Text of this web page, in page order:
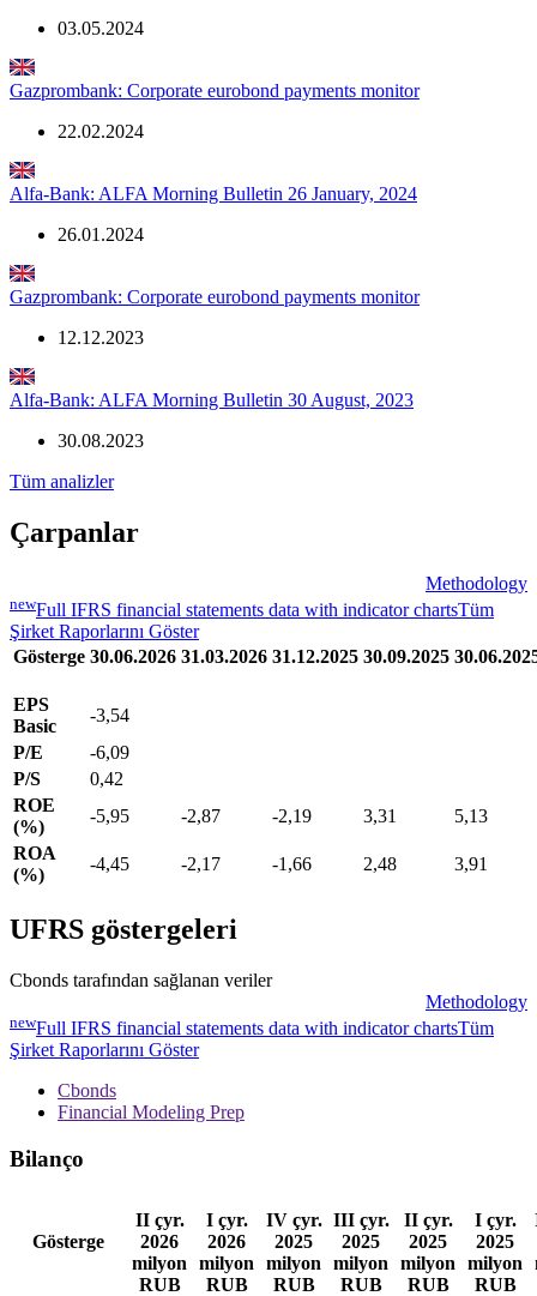
03.05.2024
Gazprombank: Corporate eurobond payments monitor
22.02.2024
Alfa-Bank: ALFA Morning Bulletin 26 January, 2024
26.01.2024
Gazprombank: Corporate eurobond payments monitor
12.12.2023
Alfa-Bank: ALFA Morning Bulletin 30 August, 2023
30.08.2023
Tüm analizler
Çarpanlar
Methodology
newFull IFRS financial statements data with indicator chartsTüm
Şirket Raporlarını Göster
Gösterge 30.06.2026 31.03.2026 31.12.2025 30.09.2025
EPS
Basic
-3,54
P/E
-6,09
P/S
0,42
ROE
(%)
-5,95 -2,87 -2,19 3,31
5,13
ROA
(%)
-4,45 -2,17 -1,66 2,48 3,91
UFRS göstergeleri
Cbonds tarafından sağlanan veriler
Methodology
newFull IFRS financial statements data with indicator chartsTüm
Şirket Raporlarını Göster
Cbonds
Financial Modeling Prep
Bilanço
Gösterge
II çyr.
2026
milyon
RUB
I çyr.
2026
milyon
RUB
IV çyr.
2025
milyon
RUB
III çyr.
2025
milyon
RUB
II çyr.
2025
milyon
RUB
I çyr.
2025
milyon
RUB